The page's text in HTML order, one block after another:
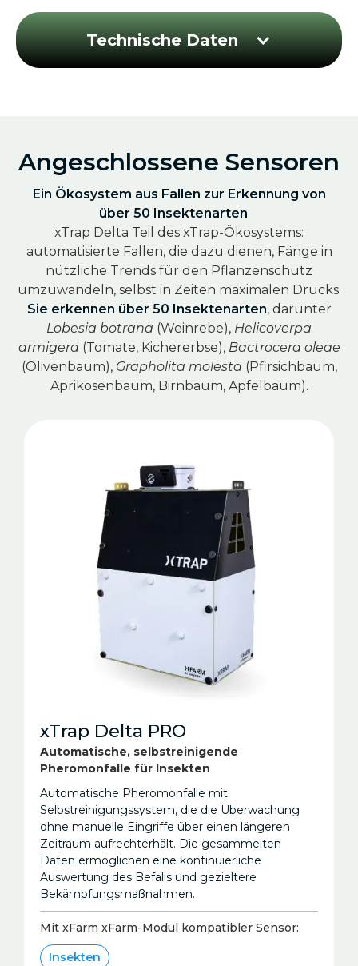
Technische Daten
Angeschlossene Sensoren
Ein Ökosystem aus Fallen zur Erkennung von
über 50 Insektenarten
xTrap Delta Teil des xTrap-Ökosystems:
automatisierte Fallen, die dazu dienen, Fänge in
nützliche Trends für den Pflanzenschutz
umzuwandeln, selbst in Zeiten maximalen Drucks.
Sie erkennen über 50 Insektenarten, darunter
Lobesia botrana (Weinrebe), Helicoverpa
armigera (Tomate, Kichererbse), Bactrocera oleae
(Olivenbaum), Grapholita molesta (Pfirsichbaum,
Aprikosenbaum, Birnbaum, Apfelbaum).
xTrap Delta PRO
Automatische, selbstreinigende
Pheromonfalle für Insekten
Automatische Pheromonfalle mit
Selbstreinigungssystem, die die Überwachung
ohne manuelle Eingriffe über einen längeren
Zeitraum aufrechterhält. Die gesammelten
Daten ermöglichen eine kontinuierliche
Auswertung des Befalls und gezieltere
Bekämpfungsmaßnahmen.
Mit xFarm xFarm-Modul kompatibler Sensor:
Insekten